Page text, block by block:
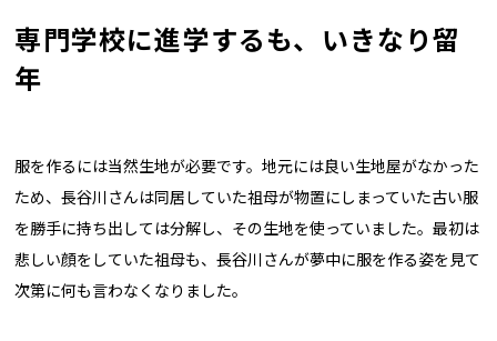
専門学校に進学するも、いきなり留
年
服を作るには当然生地が必要です。地元には良い生地屋がなかった
ため、長谷川さんは同居していた祖母が物置にしまっていた古い服
を勝手に持ち出しては分解し、その生地を使っていました。最初は
悲しい顔をしていた祖母も、長谷川さんが夢中に服を作る姿を見て
次第に何も言わなくなりました。